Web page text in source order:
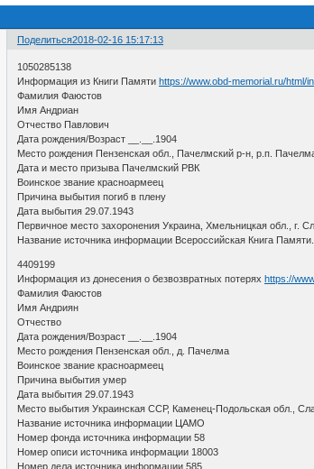
Поделиться2018-02-16 15:17:13
1050285138
Информация из Книги Памятиhttps://www.obd-memorial.ru/html/
Фамилия Фаюстов
Имя Андриан
Отчество Павлович
Дата рождения/Возраст __.__.1904
Место рождения Пензенская обл., Пачелмский р-н, р.п.
Дата и место призыва Пачелмский РВК
Воинское звание красноармеец
Причина выбытия погиб в плену
Дата выбытия 29.07.1943
Первичное место захоронения Украина, Хмельницкая обл., г.
Название источника информации Всероссийская Книга
4409199
Информация из донесения о безвозвратных потеряхhttps://
Фамилия Фаюстов
Имя Андриян
Отчество
Дата рождения/Возраст __.__.1904
Место рождения Пензенская обл., д. Пачелма
Воинское звание красноармеец
Причина выбытия умер
Дата выбытия 29.07.1943
Место выбытия Украинская ССР, Каменец-Подольская обл.,
Название источника информации ЦАМО
Номер фонда источника информации 58
Номер описи источника информации 18003
Номер дела источника информации 585